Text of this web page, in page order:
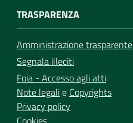
TRASPARENZA
Amministrazione trasparente
Segnala illeciti
Foia - Accesso agli atti
Note legalie Copyrights
Privacy policy